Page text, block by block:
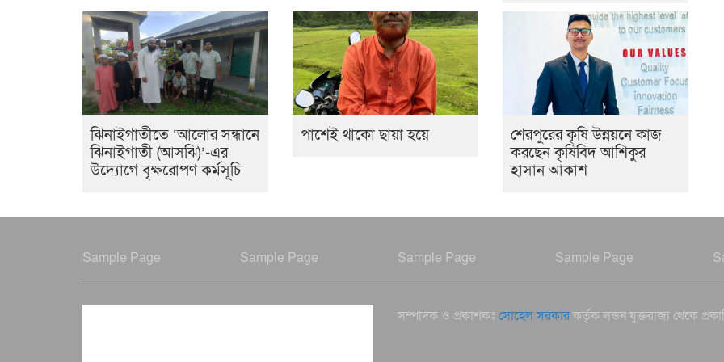
ঝিনাইগাতীতে ‘আলোর সন্ধানে
ঝিনাইগাতী (আসঝি)’-এর
উদ্যোগে বৃক্ষরোপণ কর্মসূচি
পাশেই থাকো ছায়া হয়ে
শেরপুরের কৃষি উন্নয়নে কাজ
করছেন কৃষিবিদ আশিকুর
হাসান আকাশ
Sample Page Sample Page Sample Page Sample Page
সম্পাদক ও প্রকাশকঃ সোহেল সরকারকর্তৃক লন্ডন যুক্তরাজ্য থেকে